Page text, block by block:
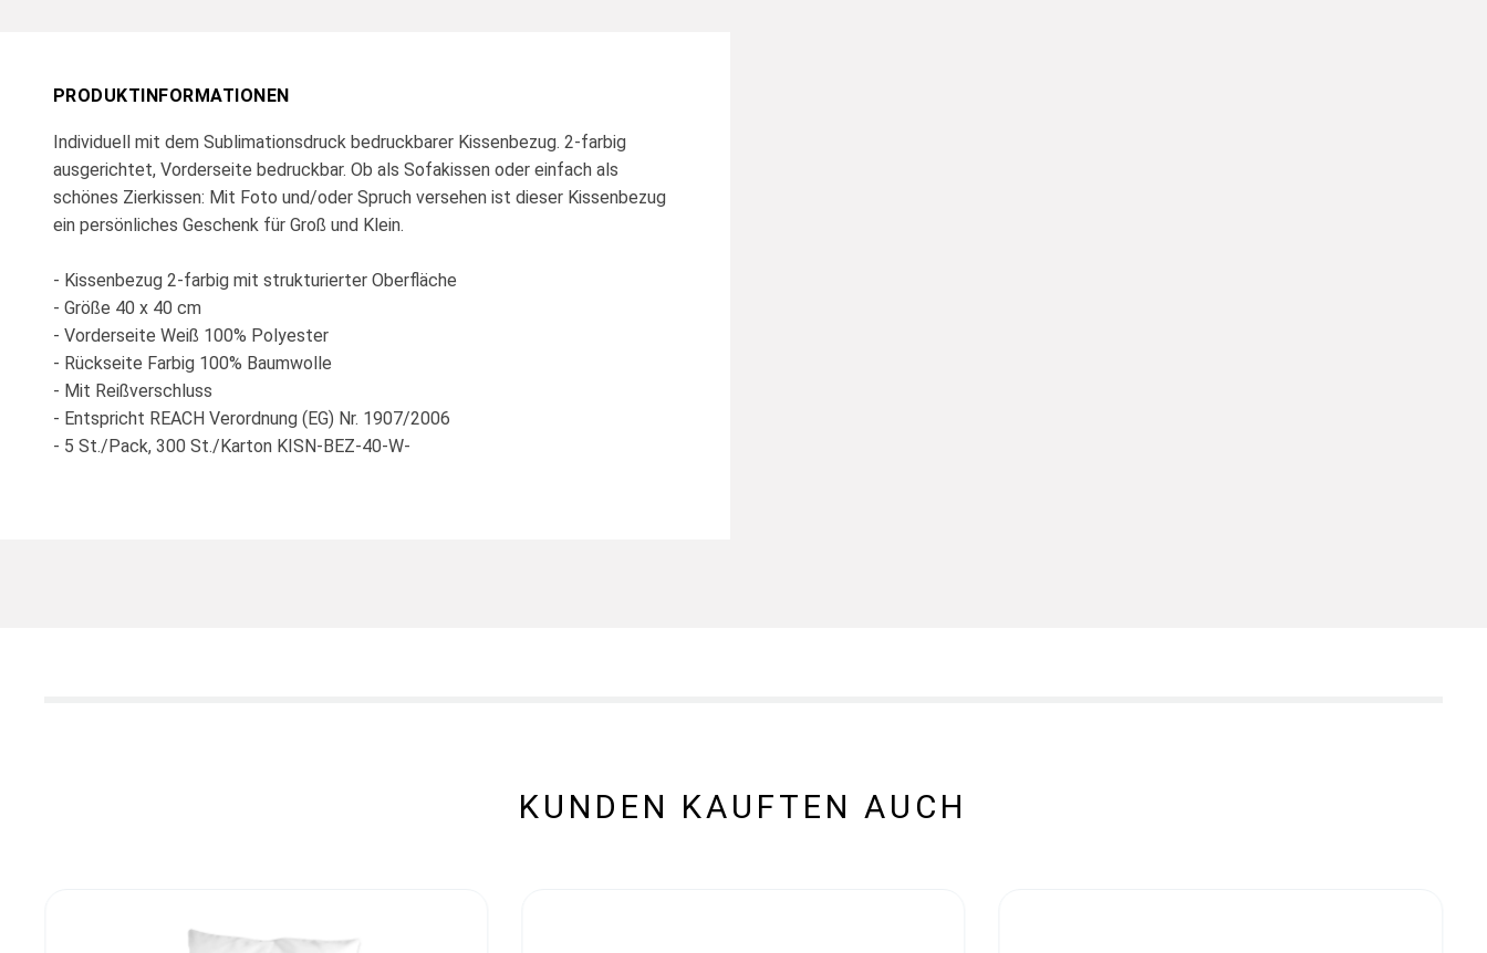
PRODUKTINFORMATIONEN
Individuell mit dem Sublimationsdruck bedruckbarer Kissenbezug. 2-farbig
ausgerichtet, Vorderseite bedruckbar. Ob als Sofakissen oder einfach als
schönes Zierkissen: Mit Foto und/oder Spruch versehen ist dieser Kissenbezug
ein persönliches Geschenk für Groß und Klein.
- Kissenbezug 2-farbig mit strukturierter Oberfläche
- Größe 40 x 40 cm
- Vorderseite Weiß 100% Polyester
- Rückseite Farbig 100% Baumwolle
- Mit Reißverschluss
- Entspricht REACH Verordnung (EG) Nr. 1907/2006
- 5 St./Pack, 300 St./Karton KISN-BEZ-40-W-
KUNDEN KAUFTEN AUCH